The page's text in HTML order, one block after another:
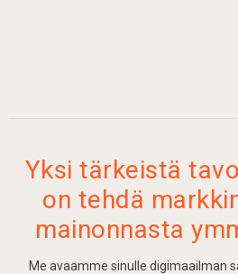
Yksi tärkeistä
on tehdä
mainonnasta
Me avaamme sinulle digimaailman